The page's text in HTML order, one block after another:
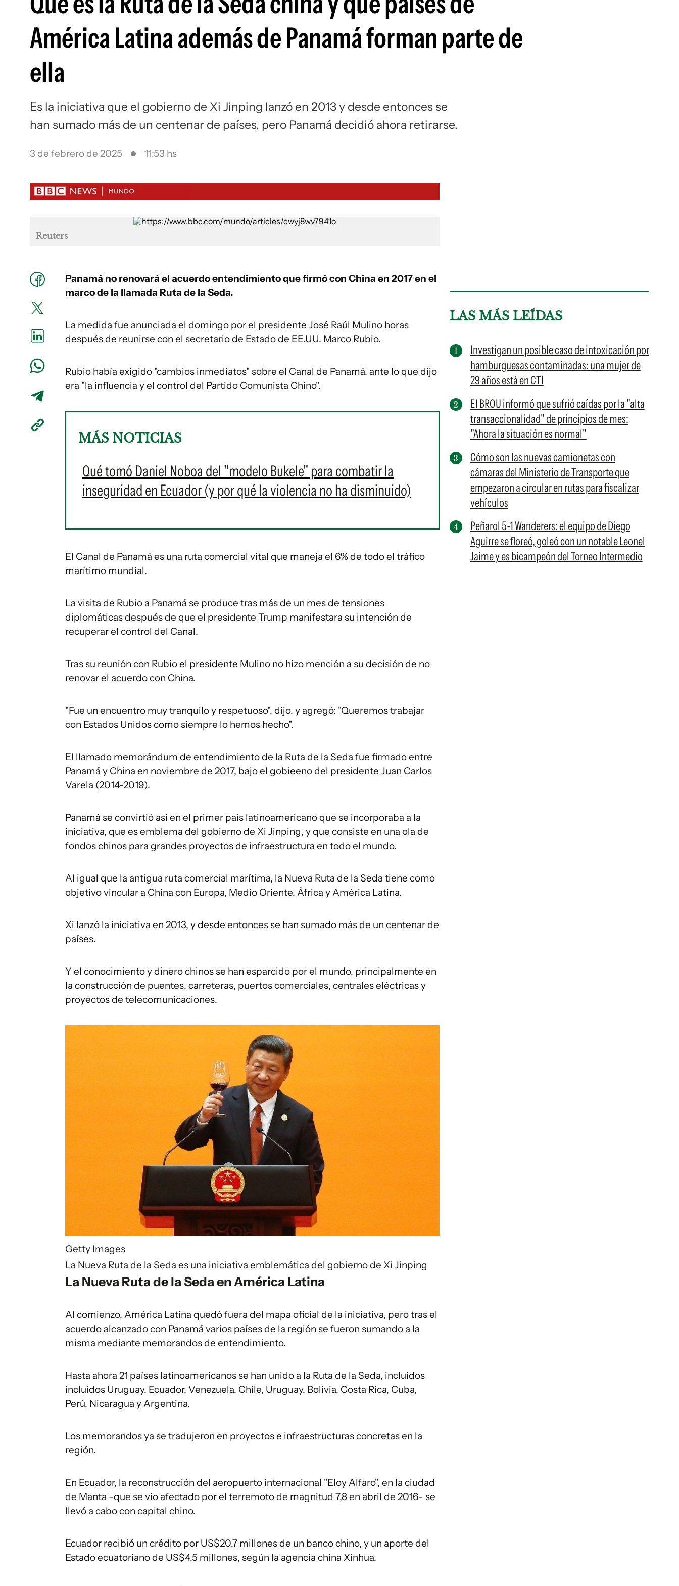
América Latina además de Panamá forman parte de
ella
Es la iniciativa que el gobierno de Xi Jinping lanzó en 2013 y desde entonces se
han sumado más de un centenar de países, pero Panamá decidió ahora retirarse.
3 de febrero de 2025 11:53 hs
Reuters
Panamá no renovará el acuerdo entendimiento que firmó con China en 2017 en el
marco de la llamada Ruta de la Seda.
La medida fue anunciada el domingo por el presidente José Raúl Mulino horas
después de reunirse con el secretario de Estado de EE.UU. Marco Rubio.
Rubio había exigido "cambios inmediatos" sobre el Canal de Panamá, ante lo que dijo
era "la influencia y el control del Partido Comunista Chino".
MÁS NOTICIAS
Qué tomó Daniel Noboa del "modelo Bukele" para combatir la
inseguridad en Ecuador (y por qué la violencia no ha disminuido)
El Canal de Panamá es una ruta comercial vital que maneja el 6% de todo el tráfico
marítimo mundial.
La visita de Rubio a Panamá se produce tras más de un mes de tensiones
diplomáticas después de que el presidente Trump manifestara su intención de
recuperar el control del Canal.
Tras su reunión con Rubio el presidente Mulino no hizo mención a su decisión de no
renovar el acuerdo con China.
"Fue un encuentro muy tranquilo y respetuoso", dijo, y agregó: "Queremos trabajar
con Estados Unidos como siempre lo hemos hecho".
El llamado memorándum de entendimiento de la Ruta de la Seda fue firmado entre
Panamá y China en noviembre de 2017, bajo el gobieeno del presidente Juan Carlos
Varela (2014-2019).
Panamá se convirtió así en el primer país latinoamericano que se incorporaba a la
iniciativa, que es emblema del gobierno de Xi Jinping, y que consiste en una ola de
fondos chinos para grandes proyectos de infraestructura en todo el mundo.
Al igual que la antigua ruta comercial marítima, la Nueva Ruta de la Seda tiene como
objetivo vincular a China con Europa, Medio Oriente, África y América Latina.
Xi lanzó la iniciativa en 2013, y desde entonces se han sumado más de un centenar de
países.
Y el conocimiento y dinero chinos se han esparcido por el mundo, principalmente en
la construcción de puentes, carreteras, puertos comerciales, centrales eléctricas y
proyectos de telecomunicaciones.
Getty Images
La Nueva Ruta de la Seda es una iniciativa emblemática del gobierno de Xi Jinping
La Nueva Ruta de la Seda en América Latina
Al comienzo, América Latina quedó fuera del mapa oficial de la iniciativa, pero tras el
acuerdo alcanzado con Panamá varios países de la región se fueron sumando a la
misma mediante memorandos de entendimiento.
Hasta ahora 21 países latinoamericanos se han unido a la Ruta de la Seda, incluidos
incluidos Uruguay, Ecuador, Venezuela, Chile, Uruguay, Bolivia, Costa Rica, Cuba,
Perú, Nicaragua y Argentina.
Los memorandos ya se tradujeron en proyectos e infraestructuras concretas en la
región.
En Ecuador, la reconstrucción del aeropuerto internacional "Eloy Alfaro", en la ciudad
de Manta -que se vio afectado por el terremoto de magnitud 7,8 en abril de 2016- se
llevó a cabo con capital chino.
Ecuador recibió un crédito por US$20,7 millones de un banco chino, y un aporte del
Estado ecuatoriano de US$4,5 millones, según la agencia china Xinhua.
LAS MÁS LEÍDAS
Investigan un posible caso de intoxicación por
hamburguesas contaminadas: una mujer de
29 años está en CTI
El BROU informó que sufrió caídas por la "alta
transaccionalidad" de principios de mes:
"Ahora la situación es normal"
Cómo son las nuevas camionetas con
cámaras del Ministerio de Transporte que
empezaron a circular en rutas para fiscalizar
vehículos
Peñarol 5-1 Wanderers: el equipo de Diego
Aguirre se floreó, goleó con un notable Leonel
Jaime y es bicampeón del Torneo Intermedio